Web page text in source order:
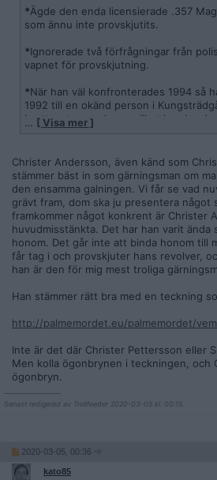
*Ägde den enda licensierade .357
som ännu inte provskjutits.
*Ignorerade två förfrågningar från
vapnet för provskjutning.
*När han väl konfronterades 1994 så
1992 till en okänd person i
brott mot vapenlagen vilket han borde
använts vid mordet (dock ej samma
* Stämmer in på vittnenas beskrivning
*Stämmer överens på 15 punkter i
*Den enda misstänkta på långa vägar
Ulf Åsgård tror är GM.
Förlorade mycket pengar dagen före
Palme höjde skatten på aktievinster,
*
Hade inget alibi för hela morddagen.
han var sjuk denna dag (medans hans
frisk)
Bodde i Vasastan norr om biografen
springa dit från mordplatsen.
Sågs vid konditori snett över
mordet enligt personal. De var rädd för
… [ Visa mer ]
Christer Andersson, även känd som
stämmer bäst in som gärningsman om
den ensamma galningen. Vi får se vad
grävt fram, dom ska ju presentera något
framkommer något konkrent är Christer
huvudmisstänkta. Det har han varit ända
honom. Det går inte att binda honom till
får tag i och provskjuter hans revolver,
han är den för mig mest troliga
Han stämmer rätt bra med en teckning
http://palmemordet.eu/palmemordet/
Inte är det där Christer Pettersson eller
Men kolla ögonbrynen i teckningen, och
ögonbryn.
Senast redigerad av Trollfeeder 2020-03-05 kl. 00:15.
2020-03-05, 00:36
kato85